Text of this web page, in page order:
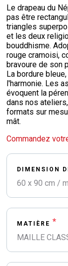
Le drapeau du
pas être
triangles
et les deux
bouddhisme.
rouge cramoisi,
bravoure de son
La bordure
l'harmonie. Les
évoquent la
dans nos
formats sur
mât.
Commandez
DIMENSION
60 x 90 cm /
MATIÈRE *
MAILLE